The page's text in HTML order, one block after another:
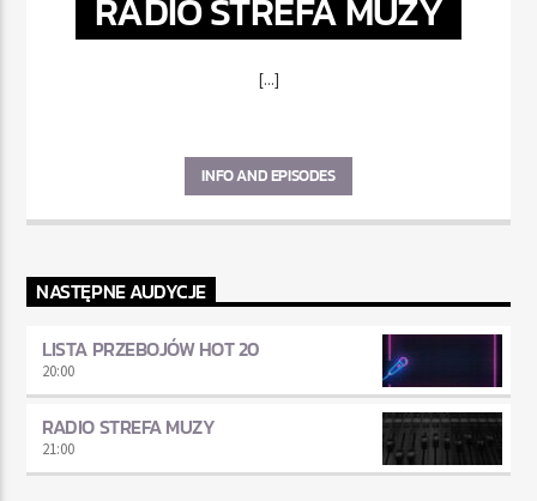
RADIO STREFA MUZY
[...]
INFO AND EPISODES
NASTĘPNE AUDYCJE
LISTA PRZEBOJÓW HOT 20
20:00
RADIO STREFA MUZY
21:00